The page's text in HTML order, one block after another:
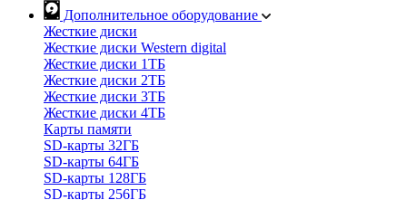
Дополнительное оборудование
Жесткие диски
Жесткие диски Western digital
Жесткие диски 1ТБ
Жесткие диски 2ТБ
Жесткие диски 3ТБ
Жесткие диски 4ТБ
Карты памяти
SD-карты 32ГБ
SD-карты 64ГБ
SD-карты 128ГБ
SD-карты 256ГБ